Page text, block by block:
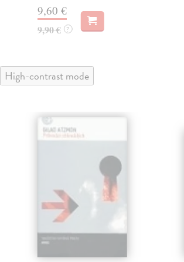
9,60 €
9,90 € ?
High-contrast mode